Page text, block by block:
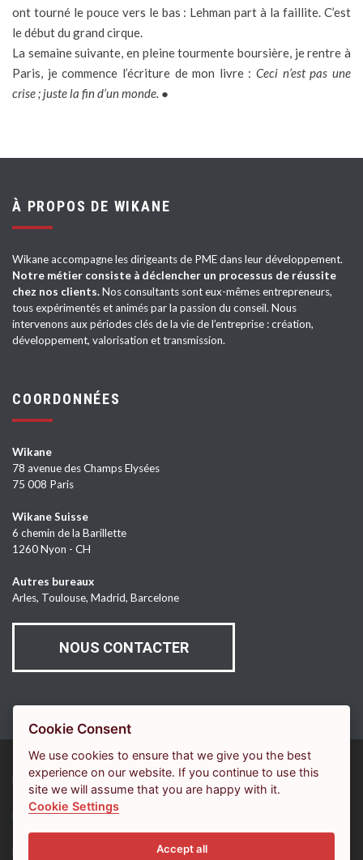
ont tourné le pouce vers le bas : Lehman part à la faillite. C’est
le début du grand cirque.
La semaine suivante, en pleine tourmente boursière, je rentre à
Paris, je commence l’écriture de mon livre :Ceci n’est pas une
crise ; juste la fin d’un monde. ●
À PROPOS DE WIKANE
Wikane accompagne les dirigeants de PME dans leur développement.
Notre métier consiste à déclencher un processus de réussite
chez nos clients.Nos consultants sont eux-mêmes entrepreneurs,
tous expérimentés et animés par la passion du conseil. Nous
intervenons aux périodes clés de la vie de l’entreprise : création,
développement, valorisation et transmission.
COORDONNÉES
Wikane
78 avenue des Champs Elysées
75 008 Paris
Wikane Suisse
6 chemin de la Barillette
1260 Nyon - CH
Autres bureaux
Arles, Toulouse, Madrid, Barcelone
NOUS CONTACTER
LE MAGAZINE WIKANE
PLAN DU SITE
Cookie Consent
We use cookies to ensure that we give you the best
experience on our website. If you continue to use this
site we will assume that you are happy with it.
Cookie Settings
Accept all